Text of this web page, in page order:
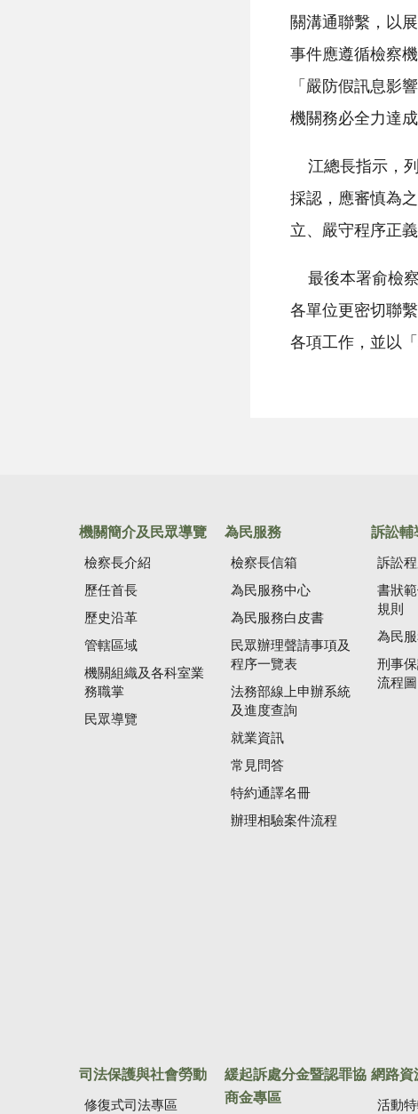
關溝通聯繫，以
事件應遵循檢察
「嚴防假訊息影
機關務必全力達成
江總長指示，列
採認，應審慎為
立、嚴守程序正
最後本署俞檢察
各單位更密切聯
各項工作，並以
機關簡介及民眾導覽
檢察長介紹
歷任首長
歷史沿革
管轄區域
機關組織及各科室業
務職掌
民眾導覽
為民服務
檢察長信箱
為民服務中心
為民服務白皮書
民眾辦理聲請事項及
程序一覽表
法務部線上申辦系統
及進度查詢
就業資訊
常見問答
特約通譯名冊
辦理相驗案件流程
訴訟輔
訴訟
書狀
規則
為民
刑事
流程圖
司法保護與社會勞動
修復式司法專區
緩起訴處分金暨認罪協
商金專區
網路資
活動